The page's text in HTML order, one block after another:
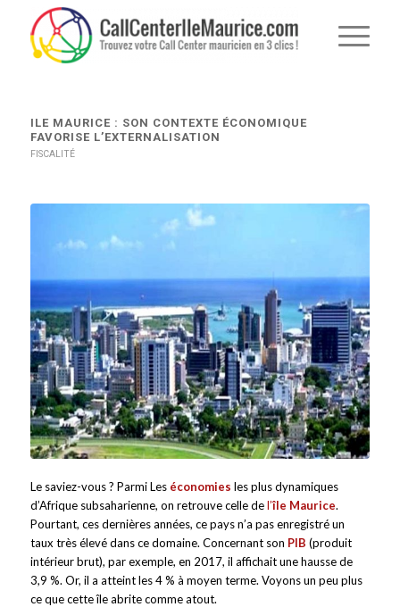
ILE MAURICE : SON CONTEXTE ÉCONOMIQUE
FAVORISE L’EXTERNALISATION
FISCALITÉ
Le saviez-vous ? Parmi Les économies les plus dynamiques
d’Afrique subsaharienne, on retrouve celle del’île Maurice.
Pourtant, ces dernières années, ce pays n’a pas enregistré un
taux très élevé dans ce domaine. Concernant son PIB (produit
intérieur brut), par exemple, en 2017, il affichait une hausse de
3,9 %. Or, il a atteint les 4 % à moyen terme. Voyons un peu plus
ce que cette île abrite comme atout.